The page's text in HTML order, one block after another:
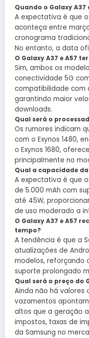
Quando o Galaxy
A expectativa é que
aconteça entre
cronograma
No entanto, a data
O Galaxy A37 e A57
Sim, ambos os
conectividade 5G
compatibilidade com
garantindo maior
downloads.
Qual será o
Os rumores indicam
com o Exynos 1480,
o Exynos 1680,
principalmente no
Qual a capacidade
A expectativa é que
de 5.000 mAh com
até 45W,
de uso moderado a
O Galaxy A37 e A57
tempo?
A tendência é que a
atualizações de
modelos, reforçando
suporte prolongado
Qual será o preço do
Ainda não há valores
vazamentos
altos que a geração
impostos, taxas de
da Samsung no